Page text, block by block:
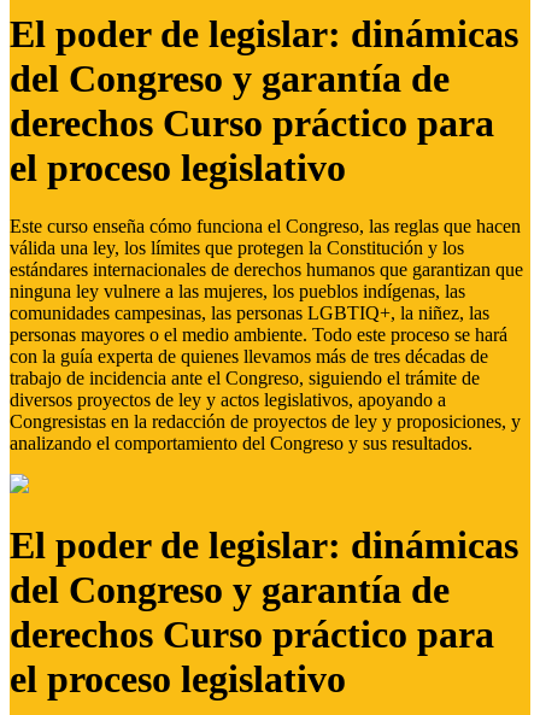
El poder de legislar: dinámicas
del Congreso y garantía de
derechos Curso práctico para
el proceso legislativo
Este curso enseña cómo funciona el Congreso, las reglas que hacen
válida una ley, los límites que protegen la Constitución y los
estándares internacionales de derechos humanos que garantizan que
ninguna ley vulnere a las mujeres, los pueblos indígenas, las
comunidades campesinas, las personas LGBTIQ+, la niñez, las
personas mayores o el medio ambiente. Todo este proceso se hará
con la guía experta de quienes llevamos más de tres décadas de
trabajo de incidencia ante el Congreso, siguiendo el trámite de
diversos proyectos de ley y actos legislativos, apoyando a
Congresistas en la redacción de proyectos de ley y proposiciones, y
analizando el comportamiento del Congreso y sus resultados.
El poder de legislar: dinámicas
del Congreso y garantía de
derechos Curso práctico para
el proceso legislativo